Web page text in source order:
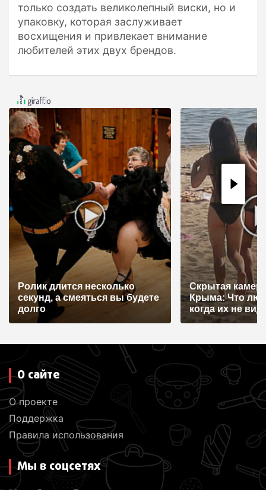
только создать великолепный виски, но и
упаковку, которая заслуживает
восхищения и привлекает внимание
любителей этих двух брендов.
Ролик длится несколько
секунд, а смеяться вы будете
долго
Скрытая
Крыма: Что
когда их не
О сайте
О проекте
Поддержка
Правила использования
Мы в соцсетях